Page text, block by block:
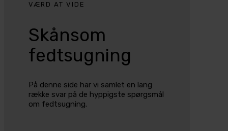
VÆRD AT VIDE
Skånsom
fedtsugning
På denne side har vi samlet en lang
række svar på de hyppigste spørgsmål
om fedtsugning.